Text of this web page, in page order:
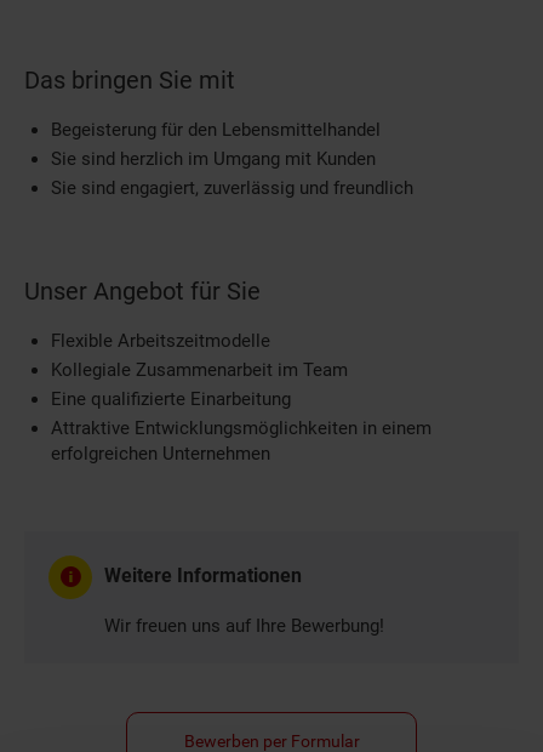
Das bringen Sie mit
Begeisterung für den Lebensmittelhandel
Sie sind herzlich im Umgang mit Kunden
Sie sind engagiert, zuverlässig und freundlich
Unser Angebot für Sie
Flexible Arbeitszeitmodelle
Kollegiale Zusammenarbeit im Team
Eine qualifizierte Einarbeitung
Attraktive Entwicklungsmöglichkeiten in einem
erfolgreichen Unternehmen
Weitere Informationen
Wir freuen uns auf Ihre Bewerbung!
Bewerben per Formular